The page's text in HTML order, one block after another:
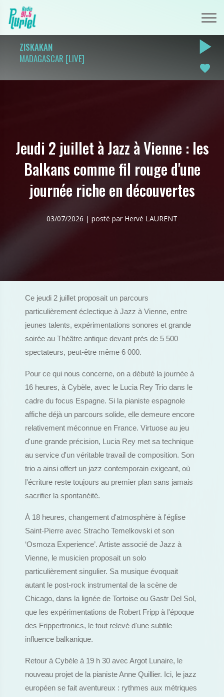
ZISKAKAN
MADAGASCAR [LIVE]
play_arrow
favorite
Jeudi 2 juillet à Jazz à Vienne : les
Balkans comme fil rouge d'une
journée riche en découvertes
03/07/2026 | posté par Hervé LAURENT
Ce jeudi 2 juillet proposait un parcours
particulièrement éclectique à Jazz à Vienne, entre
jeunes talents, expérimentations sonores et grande
soirée au Théâtre antique devant près de 5 500
spectateurs, peut-être même 6 000.
Pour ce qui nous concerne, on a débuté la journée à
16 heures, à Cybèle, avec le Lucia Rey Trio dans le
cadre du focus Espagne. Si la pianiste espagnole
affiche déjà un parcours solide, elle demeure encore
relativement méconnue en France. Virtuose au jeu
d'une grande précision, Lucia Rey met sa technique
au service d'un véritable travail de composition. Son
trio a ainsi offert un jazz contemporain exigeant, où
l'écriture reste toujours au premier plan sans jamais
sacrifier la spontanéité.
À 18 heures, changement d'atmosphère à l'église
Saint-Pierre avec Stracho Temelkovski et son
‘Osmoza Experience’. Artiste associé de Jazz à
Vienne, le musicien proposait un solo
particulièrement singulier. Sa musique évoquait
autant le post-rock instrumental de la scène de
Chicago, dans la lignée de Tortoise ou Gastr Del Sol,
que les expérimentations de Robert Fripp à l'époque
des Frippertronics, le tout relevé d'une subtile
influence balkanique.
Retour à Cybèle à 19 h 30 avec Argot Lunaire, le
nouveau projet de la pianiste Anne Quillier. Ici, le jazz
européen se fait aventureux : rythmes aux métriques